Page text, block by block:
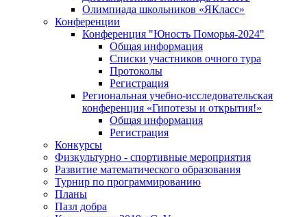
Олимпиада школьников «ЯКласс»
Конференции
Конференция "Юность Поморья-2024"
Общая информация
Списки участников очного тура
Протоколы
Регистрация
Региональная учебно-исследовательская
конференция «Гипотезы и открытия!»
Общая информация
Регистрация
Конкурсы
Физкультурно - спортивные мероприятия
Развитие математического образования
Турнир по программированию
Планы
Пазл добра